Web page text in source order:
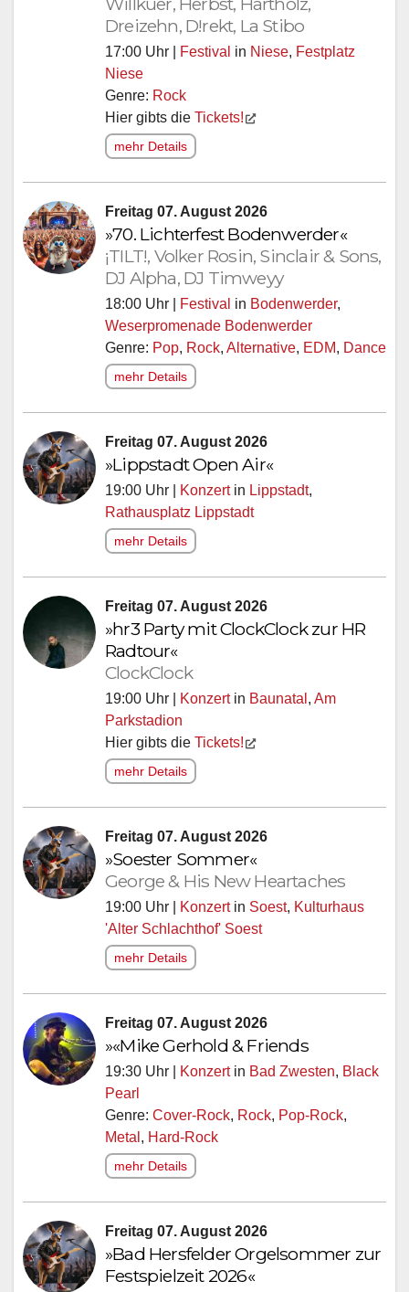
Dreizehn, D!rekt, La Stibo
17:00 Uhr | Festival in Niese, Festplatz
Niese
Genre: Rock
Hier gibts die Tickets!
mehr Details
Freitag 07. August 2026
»70. Lichterfest Bodenwerder«
¡TILT!, Volker Rosin, Sinclair & Sons,
DJ Alpha, DJ Timweyy
18:00 Uhr | Festival in Bodenwerder,
Weserpromenade Bodenwerder
Genre: Pop, Rock, Alternative, EDM, Dance
mehr Details
Freitag 07. August 2026
»Lippstadt Open Air«
19:00 Uhr | Konzertin Lippstadt,
Rathausplatz Lippstadt
mehr Details
Freitag 07. August 2026
»hr3 Party mit ClockClock zur HR
Radtour«
ClockClock
19:00 Uhr | Konzertin Baunatal , Am
Parkstadion
Hier gibts die Tickets!
mehr Details
Freitag 07. August 2026
»Soester Sommer«
George & His New Heartaches
19:00 Uhr | Konzertin Soest, Kulturhaus
'Alter Schlachthof' Soest
mehr Details
Freitag 07. August 2026
»«Mike Gerhold & Friends
19:30 Uhr | Konzertin Bad Zwesten, Black
Pearl
Genre: Cover-Rock, Rock, Pop-Rock,
Metal , Hard-Rock
mehr Details
Freitag 07. August 2026
»Bad Hersfelder Orgelsommer zur
Festspielzeit 2026«